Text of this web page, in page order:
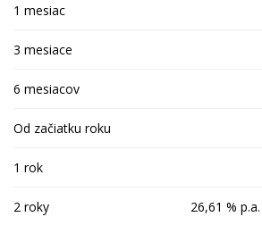
1 mesiac
3 mesiace
6 mesiacov
Od začiatku roku
1 rok
2 roky 26,61 % p.a.